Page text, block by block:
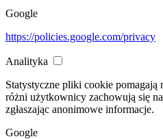
Google
https://policies.google.com/privacy
Analityka
Statystyczne pliki cookie pomagają
różni użytkownicy zachowują się
zgłaszając anonimowe informacje.
Google